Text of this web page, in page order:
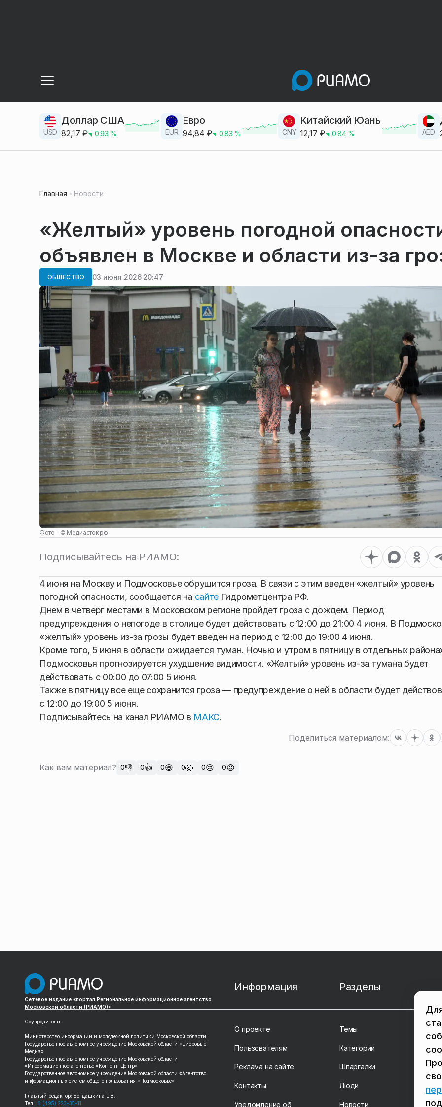
USD
Доллар США
82,17 ₽ 0.93 % EUR
Евро
94,84 ₽ 0.83 % CNY
Китайский Юань
12,17 ₽ 0.84% AED
Главная Новости
«Желтый» уровень погодной
объявлен в Москве и области из-за
ОБЩЕСТВО 03 июня 2026 20:47
Фото - © Медиасток.рф
Подписывайтесь на РИАМО:
4 июня на Москву и Подмосковье обрушится гроза. В связи с этим введен «желтый» уровень
погодной опасности, сообщается на сайте Гидрометцентра РФ.
Днем в четверг местами в Московском регионе пройдет гроза с дождем. Период
предупреждения о непогоде в столице будет действовать с 12:00 до 21:00 4 июня. В
«желтый» уровень из-за грозы будет введен на период с 12:00 до 19:00 4 июня.
Кроме того, 5 июня в области ожидается туман. Ночью и утром в пятницу в отдельных
Подмосковья прогнозируется ухудшение видимости. «Желтый» уровень из-за тумана будет
действовать с 00:00 до 07:00 5 июня.
Также в пятницу все еще сохранится гроза — предупреждение о ней в области будет
с 12:00 до 19:00 5 июня.
Подписывайтесь на канал РИАМО в МАКС.
Поделиться материалом:
Как вам материал? 0👎 0👍 0😄 0🤯 0😢 0😡
Сетевое издание «портал Региональное информационное агентство
Московской области (РИАМО)»
Соучредители:
Министерство информации и молодежной политики Московской области
Государственное автономное учреждение Московской области «Цифровые
Медиа»
Государственное автономное учреждение Московской области
«Информационное агентство «Контент-Центр»
Государственное автономное учреждение Московской области «Агентство
информационных систем общего пользования «Подмосковье»
Главный редактор: Богдашкина Е.В.
Тел.: 8 (495) 223-35-11
Информация
О проекте
Пользователям
Реклама на сайте
Контакты
Уведомление об
Разделы
Темы
Категории
Шпаргалки
Люди
Новости